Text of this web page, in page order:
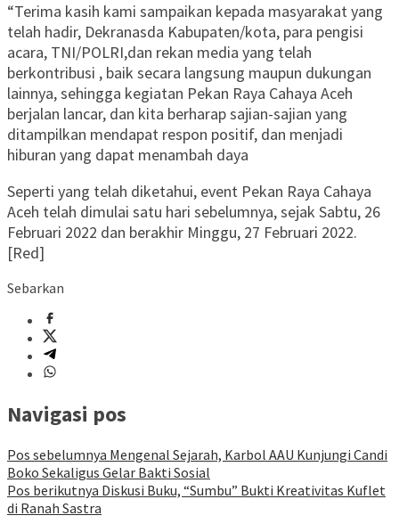
“Terima kasih kami sampaikan kepada masyarakat yang
telah hadir, Dekranasda Kabupaten/kota, para pengisi
acara, TNI/POLRI,dan rekan media yang telah
berkontribusi , baik secara langsung maupun dukungan
lainnya, sehingga kegiatan Pekan Raya Cahaya Aceh
berjalan lancar, dan kita berharap sajian-sajian yang
ditampilkan mendapat respon positif, dan menjadi
hiburan yang dapat menambah daya
Seperti yang telah diketahui, event Pekan Raya Cahaya
Aceh telah dimulai satu hari sebelumnya, sejak Sabtu, 26
Februari 2022 dan berakhir Minggu, 27 Februari 2022.
[Red]
Sebarkan
Navigasi pos
Pos sebelumnya Mengenal Sejarah, Karbol AAU Kunjungi Candi
Boko Sekaligus Gelar Bakti Sosial
Pos berikutnya Diskusi Buku, “Sumbu” Bukti Kreativitas Kuflet
di Ranah Sastra